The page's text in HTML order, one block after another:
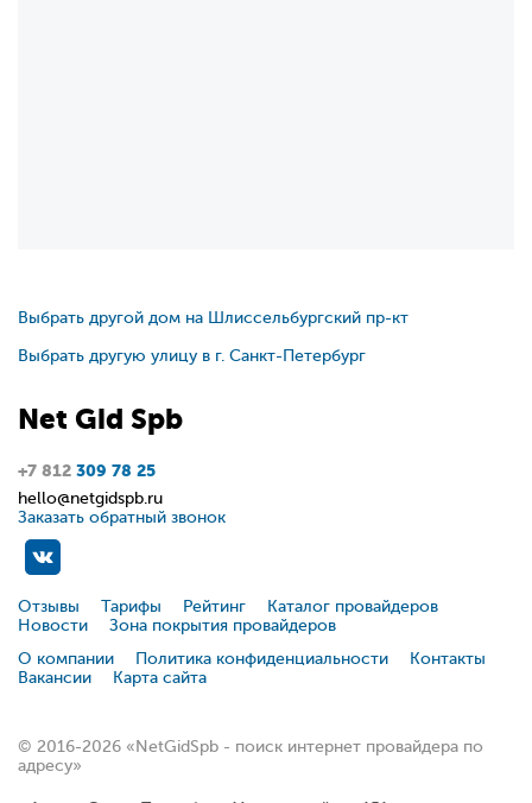
Выбрать другой дом на Шлиссельбургский пр-кт
Выбрать другую улицу в г. Санкт-Петербург
Net Gid Spb
+7 812 309 78 25
hello@netgidspb.ru
Заказать обратный звонок
Отзывы Тарифы Рейтинг
Каталог провайдеров
Новости
Зона покрытия провайдеров
О компании
Политика конфиденциальности
Контакты
Вакансии
Карта сайта
© 2016-2026 «NetGidSpb - поиск интернет провайдера по
адресу»